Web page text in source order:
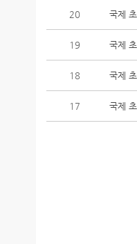
20 국제
19 국제
18 국제
17 국제